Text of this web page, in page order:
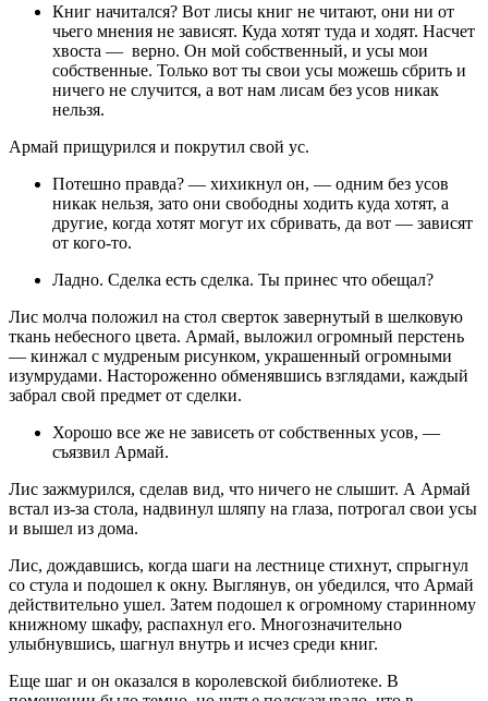
Книг начитался? Вот лисы книг не читают, они ни от
чьего мнения не зависят. Куда хотят туда и ходят. Насчет
хвоста — верно. Он мой собственный, и усы мои
собственные. Только вот ты свои усы можешь сбрить и
ничего не случится, а вот нам лисам без усов никак
нельзя.
Армай прищурился и покрутил свой ус.
Потешно правда? — хихикнул он, — одним без усов
никак нельзя, зато они свободны ходить куда хотят, а
другие, когда хотят могут их сбривать, да вот — зависят
от кого-то.
Ладно. Сделка есть сделка. Ты принес что обещал?
Лис молча положил на стол сверток завернутый в шелковую
ткань небесного цвета. Армай, выложил огромный перстень
— кинжал с мудреным рисунком, украшенный огромными
изумрудами. Настороженно обменявшись взглядами, каждый
забрал свой предмет от сделки.
Хорошо все же не зависеть от собственных усов, —
съязвил Армай.
Лис зажмурился, сделав вид, что ничего не слышит. А Армай
встал из-за стола, надвинул шляпу на глаза, потрогал свои усы
и вышел из дома.
Лис, дождавшись, когда шаги на лестнице стихнут, спрыгнул
со стула и подошел к окну. Выглянув, он убедился, что Армай
действительно ушел. Затем подошел к огромному старинному
книжному шкафу, распахнул его. Многозначительно
улыбнувшись, шагнул внутрь и исчез среди книг.
Еще шаг и он оказался в королевской библиотеке. В